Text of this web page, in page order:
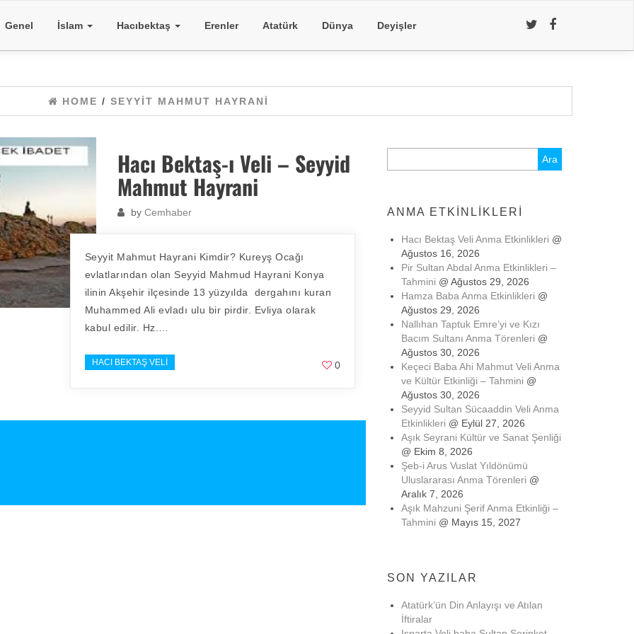
Genel İslam Hacıbektaş Erenler Atatürk Dünya Deyişler
HOME / SEYYIT MAHMUT HAYRANI
Hacı Bektaş-ı Veli – Seyyid
Mahmut Hayrani
by Cemhaber
Seyyit Mahmut Hayrani Kimdir? Kureyş Ocağı
evlatlarından olan Seyyid Mahmud Hayrani Konya
ilinin Akşehir ilçesinde 13 yüzyılda dergahını kuran
Muhammed Ali evladı ulu bir pirdir. Evliya olarak
kabul edilir. Hz.…
HACI BEKTAŞ VELI 0
ANMA ETKINLIKLERI
Hacı Bektaş Veli Anma Etkinlikleri @
Ağustos 16, 2026
Pir Sultan Abdal Anma Etkinlikleri –
Tahmini @ Ağustos 29, 2026
Hamza Baba Anma Etkinlikleri @
Ağustos 29, 2026
Nallıhan Taptuk Emre’yi ve Kızı
Bacım Sultanı Anma Törenleri @
Ağustos 30, 2026
Keçeci Baba Ahi Mahmut Veli Anma
ve Kültür Etkinliği – Tahmini @
Ağustos 30, 2026
Seyyid Sultan Sücaaddin Veli Anma
Etkinlikleri @ Eylül 27, 2026
Aşık Seyrani Kültür ve Sanat Şenliği
@ Ekim 8, 2026
Şeb-i Arus Vuslat Yıldönümü
Uluslararası Anma Törenleri @
Aralık 7, 2026
Aşık Mahzuni Şerif Anma Etkinliği –
Tahmini @ Mayıs 15, 2027
SON YAZILAR
Atatürk’ün Din Anlayışı ve Atılan
İftiralar